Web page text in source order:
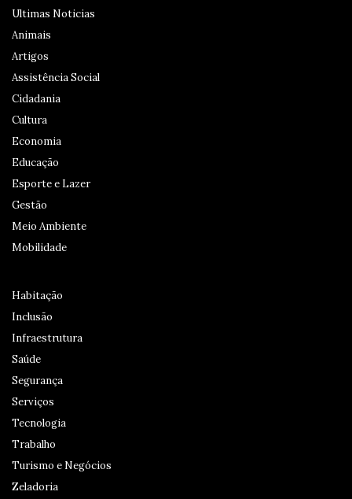
Ultimas Noticias
Animais
Artigos
Assistência Social
Cidadania
Cultura
Economia
Educação
Esporte e Lazer
Gestão
Meio Ambiente
Mobilidade
Habitação
Inclusão
Infraestrutura
Saúde
Segurança
Serviços
Tecnologia
Trabalho
Turismo e Negócios
Zeladoria